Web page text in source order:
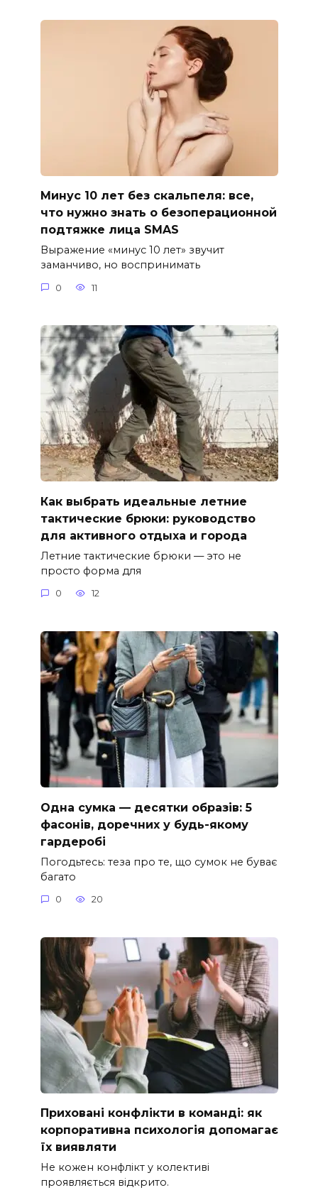
Минус 10 лет без скальпеля: все,
что нужно знать о безоперационной
подтяжке лица SMAS
Выражение «минус 10 лет» звучит
заманчиво, но воспринимать
0 11
Как выбрать идеальные летние
тактические брюки: руководство
для активного отдыха и города
Летние тактические брюки — это не
просто форма для
0 12
Одна сумка — десятки образів: 5
фасонів, доречних у будь-якому
гардеробі
Погодьтесь: теза про те, що сумок не буває
багато
0 20
Приховані конфлікти в команді: як
корпоративна психологія допомагає
їх виявляти
Не кожен конфлікт у колективі
проявляється відкрито.